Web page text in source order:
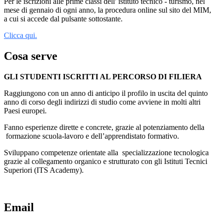
mese di gennaio di ogni anno, la procedura online sul sito del MIM,
a cui si accede dal pulsante sottostante.
Clicca qui.
Cosa serve
GLI STUDENTI ISCRITTI AL PERCORSO DI FILIERA
Raggiungono con un anno di anticipo il profilo in uscita del quinto
anno di corso degli indirizzi di studio come avviene in molti altri
Paesi europei.
Fanno esperienze dirette e concrete, grazie al potenziamento della
formazione scuola-lavoro e dell’apprendistato formativo.
Sviluppano competenze orientate alla specializzazione tecnologica
grazie al collegamento organico e strutturato con gli Istituti Tecnici
Superiori (ITS Academy).
Email